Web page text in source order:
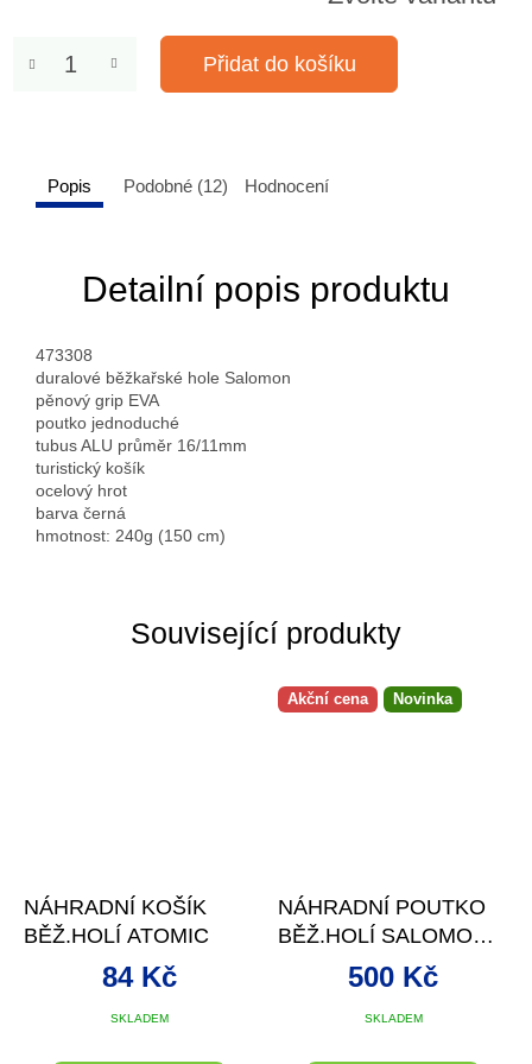
Přidat do košíku
Související produkty
NÁHRADNÍ KOŠÍK
BĚŽ.HOLÍ ATOMIC
SKLADEM
84 Kč
Akční cena Novinka
NÁHRADNÍ POUTKO
BĚŽ.HOLÍ SALOMON
S-LAB CLICK
SKLADEM
500 Kč
Popis Podobné (12) Hodnocení
Detailní popis produktu
473308
duralové běžkařské hole Salomon
pěnový grip EVA
poutko jednoduché
tubus ALU průměr 16/11mm
turistický košík
ocelový hrot
barva černá
hmotnost: 240g (150 cm)